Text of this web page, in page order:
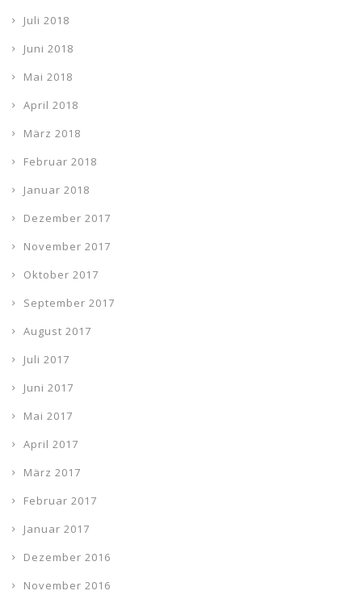
Juli 2018
Juni 2018
Mai 2018
April 2018
März 2018
Februar 2018
Januar 2018
Dezember 2017
November 2017
Oktober 2017
September 2017
August 2017
Juli 2017
Juni 2017
Mai 2017
April 2017
März 2017
Februar 2017
Januar 2017
Dezember 2016
November 2016